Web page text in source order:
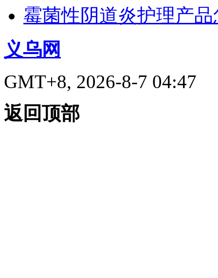
霉菌性阴道炎护理产
义乌网
GMT+8, 2026-8-7 04:47
返回顶部